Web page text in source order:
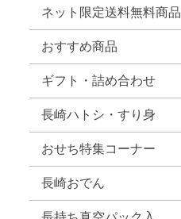
ネット限定送料無料商品
おすすめ商品
ギフト・詰め合わせ
長崎ハトシ・すり身
おせち特集コーナー
長崎おでん